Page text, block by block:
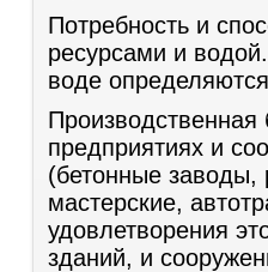
Потребность и
ресурсами и
воде
Производственная
предприятиях и
(бетонные заводы,
мастерские,
удовлетворения
зданий, и